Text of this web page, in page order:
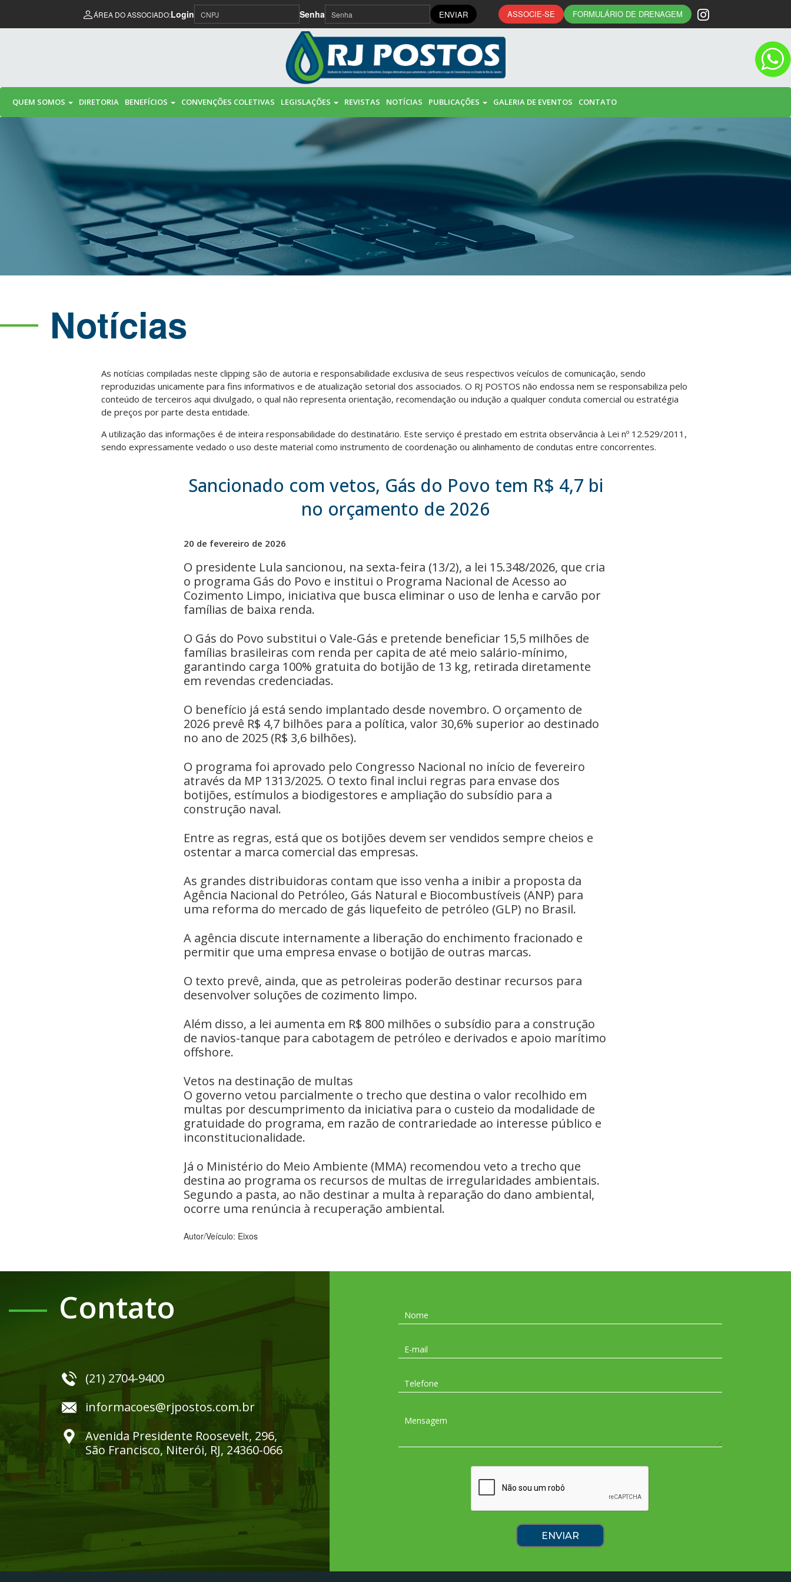
Pular para o conteúdoÁREA DO ASSOCIADO:Login Senha ENVIAR ASSOCIE-SE FORMULÁRIO DE DRENAGEM
QUEM SOMOS DIRETORIA BENEFÍCIOS CONVENÇÕES COLETIVAS LEGISLAÇÕES REVISTAS NOTÍCIAS PUBLICAÇÕES GALERIA DE EVENTOS CONTATO
Notícias
As notícias compiladas neste clipping são de autoria e responsabilidade exclusiva de seus respectivos veículos de comunicação, sendo
reproduzidas unicamente para fins informativos e de atualização setorial dos associados. O RJ POSTOS não endossa nem se responsabiliza pelo
conteúdo de terceiros aqui divulgado, o qual não representa orientação, recomendação ou indução a qualquer conduta comercial ou estratégia
de preços por parte desta entidade.
A utilização das informações é de inteira responsabilidade do destinatário. Este serviço é prestado em estrita observância à Lei nº 12.529/2011,
sendo expressamente vedado o uso deste material como instrumento de coordenação ou alinhamento de condutas entre concorrentes.
Sancionado com vetos, Gás do Povo tem R$ 4,7 bi
no orçamento de 2026
20 de fevereiro de 2026
O presidente Lula sancionou, na sexta-feira (13/2), a lei 15.348/2026, que cria
o programa Gás do Povo e institui o Programa Nacional de Acesso ao
Cozimento Limpo, iniciativa que busca eliminar o uso de lenha e carvão por
famílias de baixa renda.
O Gás do Povo substitui o Vale-Gás e pretende beneficiar 15,5 milhões de
famílias brasileiras com renda per capita de até meio salário-mínimo,
garantindo carga 100% gratuita do botijão de 13 kg, retirada diretamente
em revendas credenciadas.
O benefício já está sendo implantado desde novembro. O orçamento de
2026 prevê R$ 4,7 bilhões para a política, valor 30,6% superior ao destinado
no ano de 2025 (R$ 3,6 bilhões).
O programa foi aprovado pelo Congresso Nacional no início de fevereiro
através da MP 1313/2025. O texto final inclui regras para envase dos
botijões, estímulos a biodigestores e ampliação do subsídio para a
construção naval.
Entre as regras, está que os botijões devem ser vendidos sempre cheios e
ostentar a marca comercial das empresas.
As grandes distribuidoras contam que isso venha a inibir a proposta da
Agência Nacional do Petróleo, Gás Natural e Biocombustíveis (ANP) para
uma reforma do mercado de gás liquefeito de petróleo (GLP) no Brasil.
A agência discute internamente a liberação do enchimento fracionado e
permitir que uma empresa envase o botijão de outras marcas.
O texto prevê, ainda, que as petroleiras poderão destinar recursos para
desenvolver soluções de cozimento limpo.
Além disso, a lei aumenta em R$ 800 milhões o subsídio para a construção
de navios-tanque para cabotagem de petróleo e derivados e apoio marítimo
offshore.
Vetos na destinação de multas
O governo vetou parcialmente o trecho que destina o valor recolhido em
multas por descumprimento da iniciativa para o custeio da modalidade de
gratuidade do programa, em razão de contrariedade ao interesse público e
inconstitucionalidade.
Já o Ministério do Meio Ambiente (MMA) recomendou veto a trecho que
destina ao programa os recursos de multas de irregularidades ambientais.
Segundo a pasta, ao não destinar a multa à reparação do dano ambiental,
ocorre uma renúncia à recuperação ambiental.
Autor/Veículo: Eixos
Contato
(21) 2704-9400
informacoes@rjpostos.com.br
Avenida Presidente Roosevelt, 296,
São Francisco, Niterói, RJ, 24360-066